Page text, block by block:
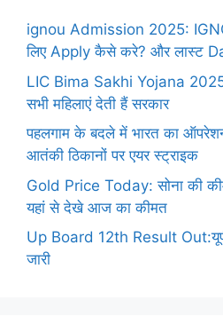
ignou Admission 2025:
लिए Apply कैसे करे? और लास्ट
LIC Bima Sakhi Yojana 2025
सभी महिलाएं देती हैं सरकार
पहलगाम के बदले में भारत का
आतंकी ठिकानों पर एयर स्ट्राइक
Gold Price Today: सोना की
यहां से देखे आज का कीमत
Up Board 12th Result Out:यूपी
जारी